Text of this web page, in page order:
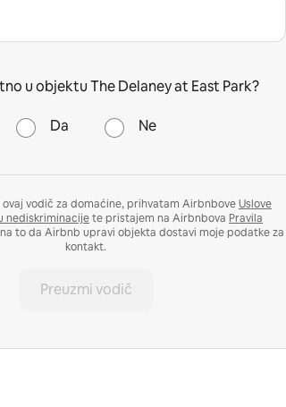
u objektu The Delaney at East Park?
Da Ne
ovaj vodič za domaćine, prihvatam AirbnboveUslove
nediskriminacijete pristajem na Airbnbova Pravila
to da Airbnb upravi objekta dostavi moje podatke za
kontakt.
Preuzmi vodič